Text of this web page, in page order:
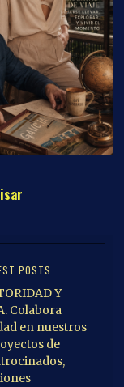
POSTS
Y
Colabora
en nuestros
de